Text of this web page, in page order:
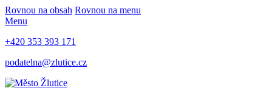
Rovnou na obsah Rovnou na menu
Menu
+420 353 393 171
podatelna@zlutice.cz